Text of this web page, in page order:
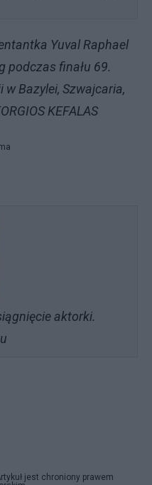
Yuval Raphael
podczas finału 69.
Bazylei, Szwajcaria,
KEFALAS
aktorki.
jest chroniony prawem